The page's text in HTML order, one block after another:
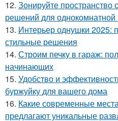
12. Зонируйте пространство
решений для однокомнатной
13. Интерьер однушки 2025:
стильные решения
14. Строим печку в гараж:
начинающих
15. Удобство и
буржуйку для вашего дома
16. Какие современные
предлагают уникальные